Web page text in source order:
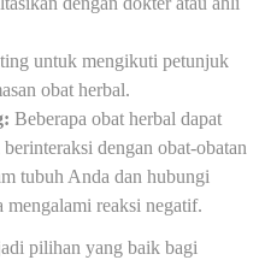
untuk mengikuti petunjuk
obat herbal.
Beberapa obat herbal dapat
dengan obat-obatan
tubuh Anda dan hubungi
reaksi negatif.
pilihan yang baik bagi